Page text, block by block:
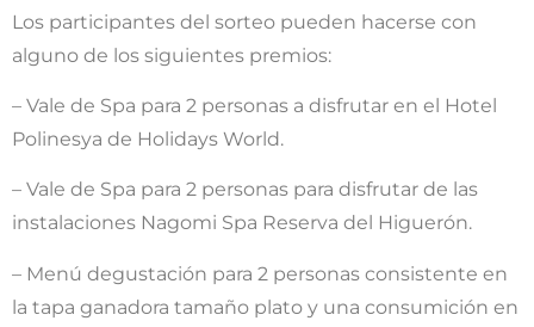
Los participantes del sorteo pueden hacerse con
alguno de los siguientes premios:
– Vale de Spa para 2 personas a disfrutar en el Hotel
Polinesya de Holidays World.
– Vale de Spa para 2 personas para disfrutar de las
instalaciones Nagomi Spa Reserva del Higuerón.
– Menú degustación para 2 personas consistente en
la tapa ganadora tamaño plato y una consumición en